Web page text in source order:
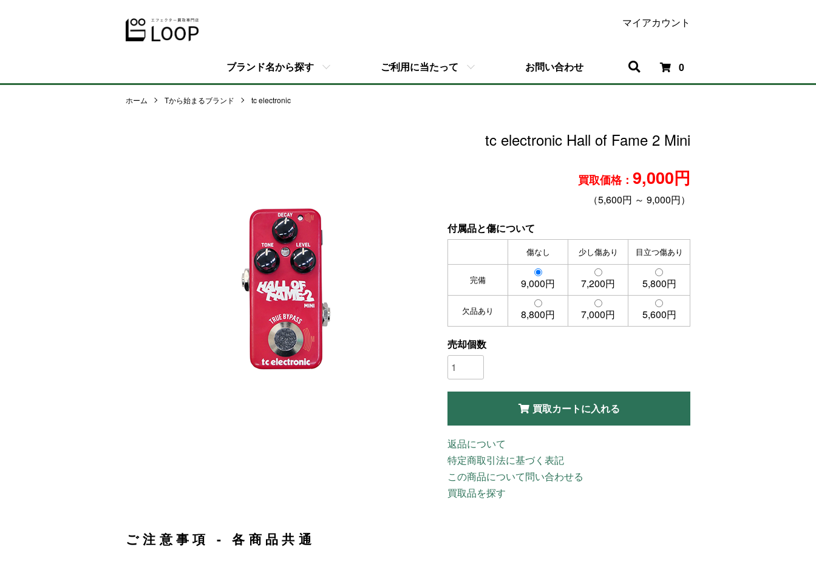
0
ブランド名から探す ご利用に当たって お問い合わせ
マイアカウント
ホーム Tから始まるブランド tc electronic
tc electronic Hall of Fame 2 Mini
買取価格： 9,000円
（5,600円 ～ 9,000円）
付属品と傷について
傷なし 少し傷あり 目立つ傷あり
完備 9,000円 7,200円 5,800円
欠品あり 8,800円 7,000円 5,600円
売却個数
買取カートに入れる
返品について
特定商取引法に基づく表記
この商品について問い合わせる
買取品を探す
ご注意事項 - 各商品共通